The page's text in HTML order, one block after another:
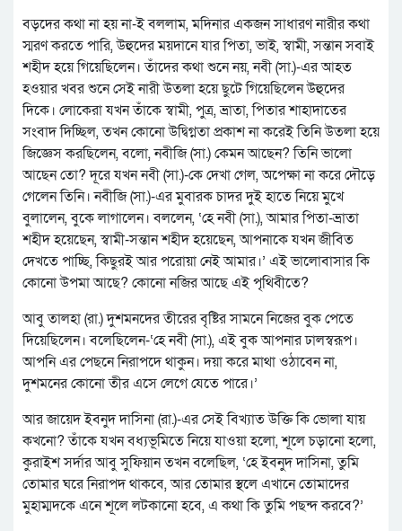
বড়দের কথা না হয় না-ই বললাম, মদিনার একজন সাধারণ নারীর কথা
স্মরণ করতে পারি, উহুদের ময়দানে যার পিতা, ভাই, স্বামী, সন্তান সবাই
শহীদ হয়ে গিয়েছিলেন। তাঁদের কথা শুনে নয়, নবী (সা.)-এর আহত
হওয়ার খবর শুনে সেই নারী উতলা হয়ে ছুটে গিয়েছিলেন উহুদের
দিকে। লোকেরা যখন তাঁকে স্বামী, পুত্র, ভ্রাতা, পিতার শাহাদাতের
সংবাদ দিচ্ছিল, তখন কোনো উদ্বিগ্নতা প্রকাশ না করেই তিনি উতলা হয়ে
জিজ্ঞেস করছিলেন, বলো, নবীজি (সা.) কেমন আছেন? তিনি ভালো
আছেন তো? দূরে যখন নবী (সা.)-কে দেখা গেল, অপেক্ষা না করে দৌড়ে
গেলেন তিনি। নবীজি (সা.)-এর মুবারক চাদর দুই হাতে নিয়ে মুখে
বুলালেন, বুকে লাগালেন। বললেন, ‘হে নবী (সা.), আমার পিতা-ভ্রাতা
শহীদ হয়েছেন, স্বামী-সন্তান শহীদ হয়েছেন, আপনাকে যখন জীবিত
দেখতে পাচ্ছি, কিছুরই আর পরোয়া নেই আমার।’ এই ভালোবাসার কি
কোনো উপমা আছে? কোনো নজির আছে এই পৃথিবীতে?
আবু তালহা (রা.) দুশমনদের তীরের বৃষ্টির সামনে নিজের বুক পেতে
দিয়েছিলেন। বলেছিলেন-‘হে নবী (সা.), এই বুক আপনার ঢালস্বরূপ।
আপনি এর পেছনে নিরাপদে থাকুন। দয়া করে মাথা ওঠাবেন না,
দুশমনের কোনো তীর এসে লেগে যেতে পারে।’
আর জায়েদ ইবনুদ দাসিনা (রা.)-এর সেই বিখ্যাত উক্তি কি ভোলা যায়
কখনো? তাঁকে যখন বধ্যভূমিতে নিয়ে যাওয়া হলো, শূলে চড়ানো হলো,
কুরাইশ সর্দার আবু সুফিয়ান তখন বলেছিল, ‘হে ইবনুদ দাসিনা, তুমি
তোমার ঘরে নিরাপদ থাকবে, আর তোমার স্থলে এখানে তোমাদের
মুহাম্মদকে এনে শূলে লটকানো হবে, এ কথা কি তুমি পছন্দ করবে?’